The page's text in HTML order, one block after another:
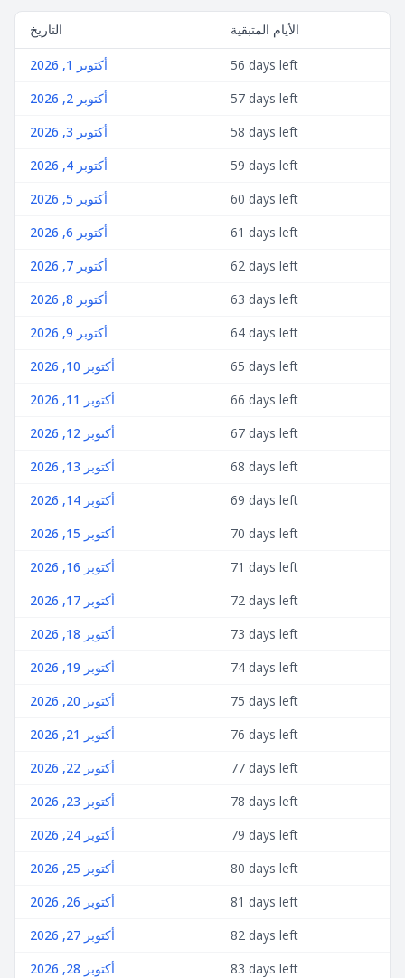
التاريخ الأيام المتبقية
أكتوبر 1, 2026
56 days left
أكتوبر 2, 2026
57 days left
أكتوبر 3, 2026
58 days left
أكتوبر 4, 2026
59 days left
أكتوبر 5, 2026
60 days left
أكتوبر 6, 2026
61 days left
أكتوبر 7, 2026
62 days left
أكتوبر 8, 2026
63 days left
أكتوبر 9, 2026
64 days left
أكتوبر 10, 2026
65 days left
أكتوبر 11, 2026
66 days left
أكتوبر 12, 2026
67 days left
أكتوبر 13, 2026
68 days left
أكتوبر 14, 2026
69 days left
أكتوبر 15, 2026
70 days left
أكتوبر 16, 2026
71 days left
أكتوبر 17, 2026
72 days left
أكتوبر 18, 2026
73 days left
أكتوبر 19, 2026
74 days left
أكتوبر 20, 2026
75 days left
أكتوبر 21, 2026
76 days left
أكتوبر 22, 2026
77 days left
أكتوبر 23, 2026
78 days left
أكتوبر 24, 2026
79 days left
أكتوبر 25, 2026
80 days left
أكتوبر 26, 2026
81 days left
أكتوبر 27, 2026
82 days left
أكتوبر 28, 2026
83 days left